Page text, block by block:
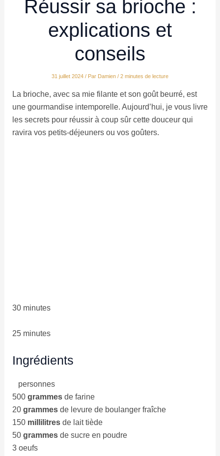
Réussir sa brioche :
explications et
conseils
31 juillet 2024 / Par Damien / 2 minutes de lecture
La brioche, avec sa mie filante et son goût beurré, est
une gourmandise intemporelle. Aujourd’hui, je vous livre
les secrets pour réussir à coup sûr cette douceur qui
ravira vos petits-déjeuners ou vos goûters.
30 minutes
25 minutes
Ingrédients
personnes
500 grammesde farine
20 grammesde levure de boulanger fraîche
150 millilitresde lait tiède
50 grammesde sucre en poudre
3 oeufs